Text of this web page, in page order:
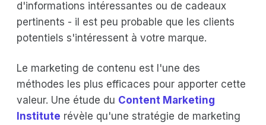
d'informations intéressantes ou de cadeaux
pertinents - il est peu probable que les clients
potentiels s'intéressent à votre marque.
Le marketing de contenu est l'une des
méthodes les plus efficaces pour apporter cette
valeur. Une étude du Content Marketing
Institute révèle qu'une stratégie de marketing